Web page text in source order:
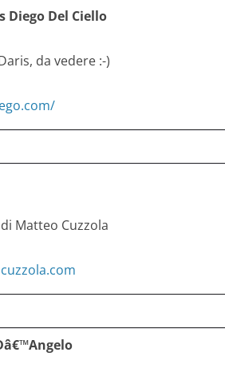
Diego Del Ciello
da vedere :-)
Matteo Cuzzola